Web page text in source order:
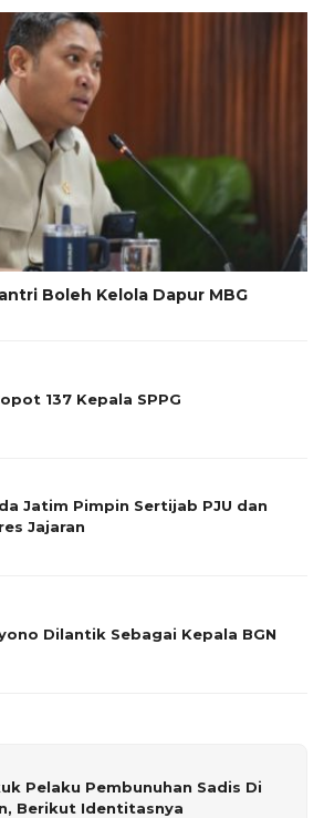
Boleh Kelola Dapur MBG
137 Kepala SPPG
Jatim Pimpin Sertijab PJU dan
Jajaran
Dilantik Sebagai Kepala BGN
Pelaku Pembunuhan Sadis Di
Berikut Identitasnya